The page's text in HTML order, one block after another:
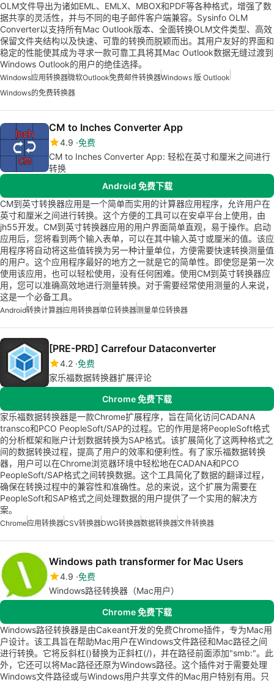
OLM文件导出为诸如EML、EMLX、MBOX和PDF等各种格式，增强了数
据共享的灵活性，并与不同的电子邮件客户端兼容。Sysinfo OLM
Converter以支持所有Mac Outlook版本、全面转换OLM文件类型、高效
保留文件夹结构以及快速、可靠的转换而脱颖而出。其用户友好的界面和
稳定的性能使其成为寻求一款可靠工具将其Mac Outlook数据无缝过渡到
Windows Outlook的用户的绝佳选择。
Windows应用转换器微软Outlook免费邮件转换器Windows 版 Outlook
Windows的免费转换器
CM to Inches Converter App
4.9 免费
CM to Inches Converter App: 轻松在英寸和厘米之间进行
转换
Android 免费下载
CM到英寸转换器应用是一个简单而实用的计算器应用程序，允许用户在
英寸和厘米之间进行转换。这个方便的工具可以在安卓平台上使用，由
jh55开发。CM到英寸转换器应用的用户界面简单直观，易于操作。启动
应用后，您将看到两个输入表单，可以在其中输入英寸或厘米的值。该应
用程序将自动将这些值转换为另一种计量单位，方便需要快速转换测量值
的用户。这个应用程序最好的地方之一就是它的简单性。即使您是第一次
使用该应用，也可以轻松使用，没有任何困难。使用CM到英寸转换器应
用，您可以准确高效地进行测量转换。对于需要经常使用测量的人来说，
这是一个必备工具。
Android转换计算器应用转换器单位转换器测量单位转换器
[PRE-PRD] Carrefour Dataconverter
4.2 免费
家乐福数据转换器扩展评论
Chrome 免费下载
家乐福数据转换器是一款Chrome扩展程序，旨在简化访问CADANA
transco和PCO PeopleSoft/SAP的过程。它的作用是将PeopleSoft格式
的分析框架和账户计划数据转换为SAP格式。该扩展简化了这两种格式之
间的数据转换过程，提高了用户的效率和便利性。有了家乐福数据转换
器，用户可以在Chrome浏览器环境中轻松地在CADANA和PCO
PeopleSoft/SAP格式之间转换数据。这个工具简化了数据的翻译过程，
确保在转换过程中的兼容性和准确性。总的来说，这个扩展为需要在
PeopleSoft和SAP格式之间处理数据的用户提供了一个实用的解决方
案。
Chrome应用转换器CSV转换器DWG转换器数据转换器文件转换器
Windows path transformer for Mac Users
4.9 免费
Windows路径转换器（Mac用户）
Chrome 免费下载
Windows路径转换器是由Cakeant开发的免费Chrome插件，专为Mac用
户设计。该工具旨在帮助Mac用户在Windows文件路径和Mac路径之间
进行转换。它将反斜杠()替换为正斜杠(/)，并在路径前面添加"smb:"。此
外，它还可以将Mac路径还原为Windows路径。这个插件对于需要处理
Windows文件路径或与Windows用户共享文件的Mac用户特别有用。只